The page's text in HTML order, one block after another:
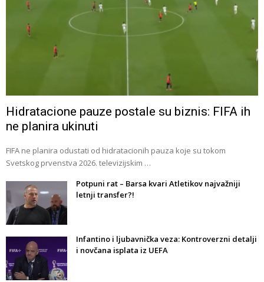
Hidratacione pauze postale su biznis: FIFA ih
ne planira ukinuti
FIFA ne planira odustati od hidratacionih pauza koje su tokom
Svetskog prvenstva 2026. televizijskim …
Potpuni rat – Barsa kvari Atletikov najvažniji
letnji transfer?!
Infantino i ljubavnička veza: Kontroverzni detalji
i novčana isplata iz UEFA